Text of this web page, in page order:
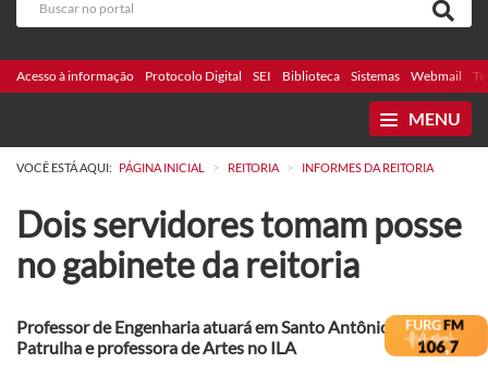
Acesso à informação Protocolo Digital SEI Biblioteca Sistemas Webmail
MENU
VOCÊ ESTÁ AQUI: PÁGINA INICIAL > REITORIA > INFORMES DA REITORIA
Dois servidores tomam posse
no gabinete da reitoria
Professor de Engenharia atuará em Santo Antônio da
Patrulha e professora de Artes no ILA